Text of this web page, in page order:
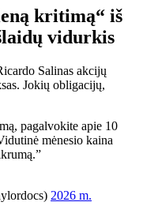
kritimą“ iš
vidurkis
Salinas akcijų
Jokių obligacijų,
pagalvokite apie 10
mėnesio kaina
2026 m.